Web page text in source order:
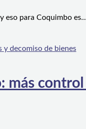
eso para Coquimbo es…
más